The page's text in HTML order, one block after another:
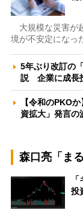
大規模な災害が
境が不安定になっ
5年ぶり改訂の
説 企業に成長
【令和のPKO
資拡大」発言
森口亮「ま
投